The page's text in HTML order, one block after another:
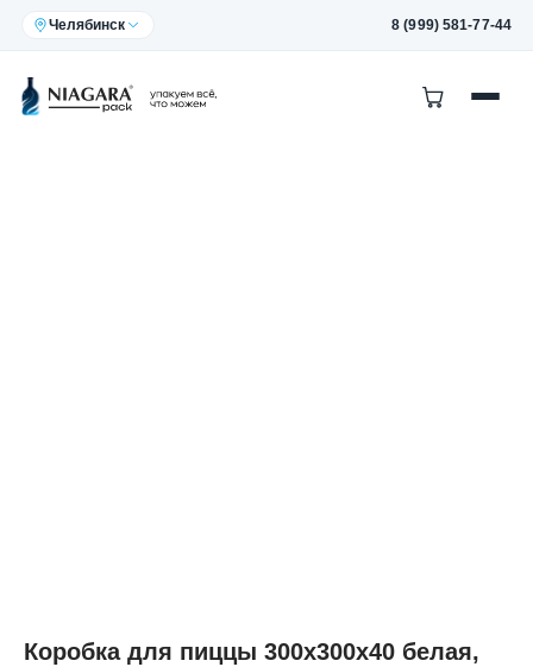
Челябинск 8 (999) 581-77-44
Коробка для пиццы 300x300x40 белая,